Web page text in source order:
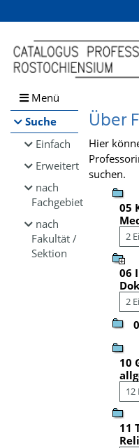
Browsen
direkt zum Inhalt
Menü
Suche
Einfach
Erweitert
nach
Fachgebiet
nach
Fakultät /
Sektion
Über
Hier
suchen.
05
2
06
2
10
12
11